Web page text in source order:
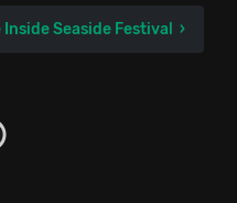
Seaside Festival